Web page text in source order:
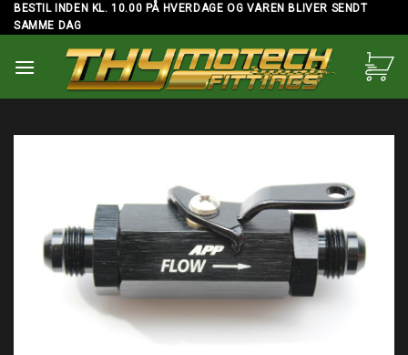
Skip
to
BESTIL INDEN KL. 10.00 PÅ HVERDAGE OG VAREN BLIVER SENDT
SAMME DAG